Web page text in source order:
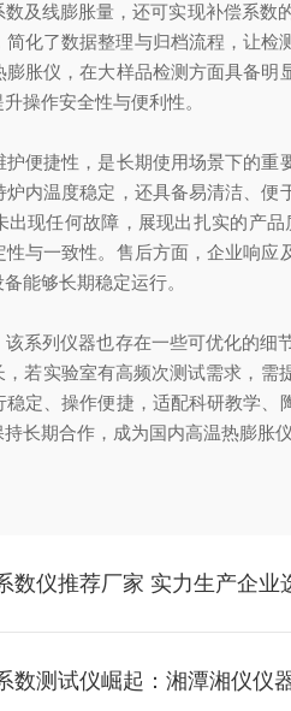
及线膨胀量，还可实现补偿系
化了数据整理与归档流程，让
胀仪，在大样品检测方面具备
操作安全性与便利性。
捷性，是长期使用场景下的重
内温度稳定，还具备易清洁、
现任何故障，展现出扎实的产
与一致性。售后方面，企业响
能够长期稳定运行。
列仪器也存在一些可优化的细
若实验室有高频次测试需求，
定、操作便捷，适配科研教学
长期合作，成为国内高温热膨胀
数仪推荐厂家 实力生产企业
数测试仪崛起：湘潭湘仪仪